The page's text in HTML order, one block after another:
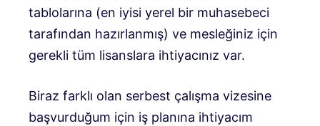
tablolarına (en iyisi yerel bir muhasebeci
tarafından hazırlanmış) ve mesleğiniz için
gerekli tüm lisanslara ihtiyacınız var.
Biraz farklı olan serbest çalışma vizesine
başvurduğum için iş planına ihtiyacım